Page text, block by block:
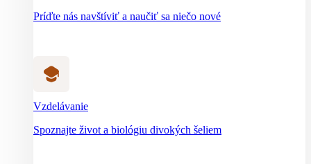
Príďte nás navštíviť a naučiť sa niečo nové
Vzdelávanie
Spoznajte život a biológiu divokých šeliem